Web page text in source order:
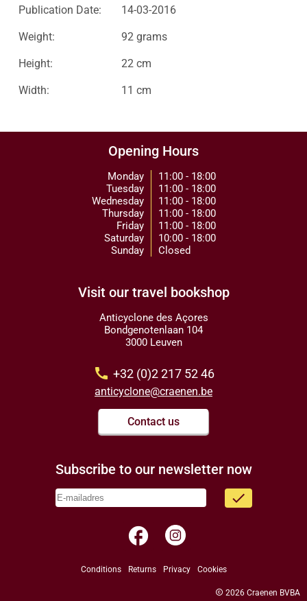
Publication Date: 14-03-2016
Weight: 92 grams
Height: 22 cm
Width: 11 cm
Opening Hours
Monday
Tuesday
Wednesday
Thursday
Friday
Saturday
Sunday
11:00 - 18:00
11:00 - 18:00
11:00 - 18:00
11:00 - 18:00
11:00 - 18:00
10:00 - 18:00
Closed
Visit our travel bookshop
Anticyclone des Açores
Bondgenotenlaan 104
3000 Leuven
call +32 (0)2 217 52 46
anticyclone@craenen.be
Contact us
Subscribe to our newsletter now
done
facebook
Conditions Returns Privacy Cookies
copyright 2026 Craenen BVBA